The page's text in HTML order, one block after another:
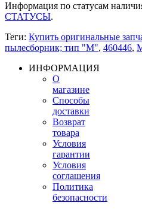
Информация по статусам
СТАТУСЫ.
Теги: Купить оригинальные
пылесборник; тип "M", 460446,
ИНФОРМАЦИЯ
О
магазине
Способы
доставки
Возврат
товара
Условия
гарантии
Условия
соглашения
Политика
безопасности